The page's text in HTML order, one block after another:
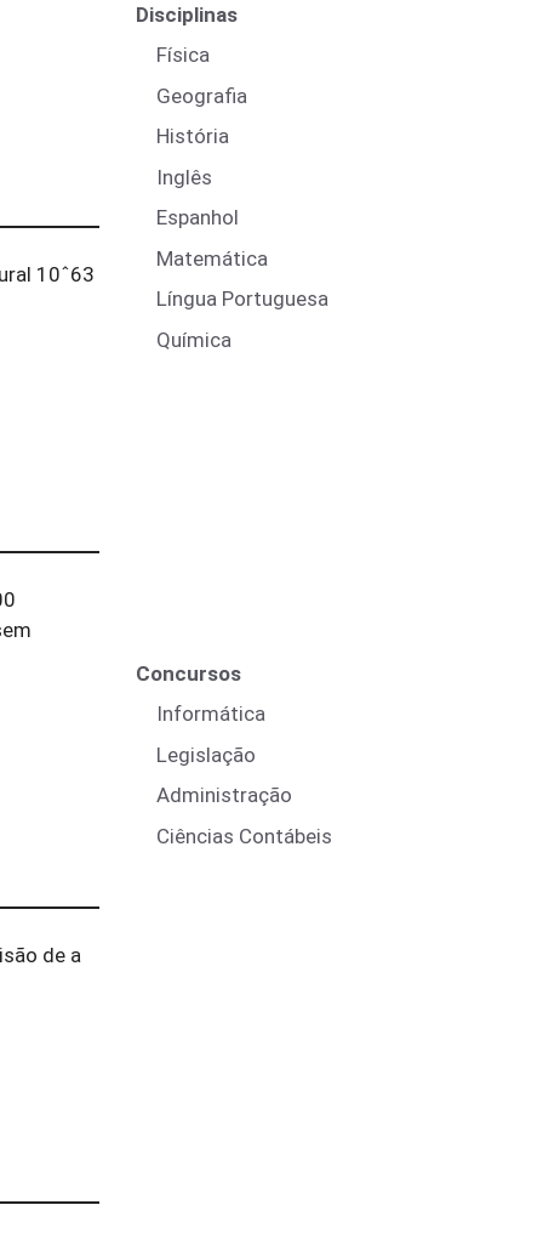
10ˆ63
de a
Disciplinas
Física
Geografia
História
Inglês
Espanhol
Matemática
Língua Portuguesa
Química
Concursos
Informática
Legislação
Administração
Ciências Contábeis